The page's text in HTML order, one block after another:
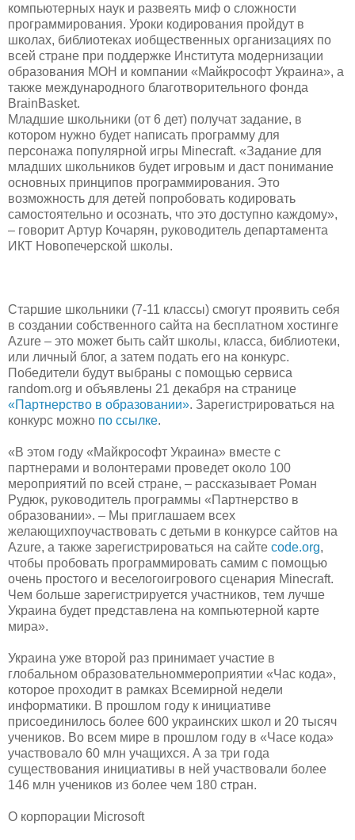
компьютерных наук и развеять миф о сложности
программирования. Уроки кодирования пройдут в
школах, библиотеках иобщественных организациях по
всей стране при поддержке Института модернизации
образования МОН и компании «Майкрософт Украина», а
также международного благотворительного фонда
BrainBasket.
Младшие школьники (от 6 дет) получат задание, в
котором нужно будет написать программу для
персонажа популярной игры Minecraft. «Задание для
младших школьников будет игровым и даст понимание
основных принципов программирования. Это
возможность для детей попробовать кодировать
самостоятельно и осознать, что это доступно каждому»,
– говорит Артур Кочарян, руководитель департамента
ИКТ Новопечерской школы.
Старшие школьники (7-11 классы) смогут проявить себя
в создании собственного сайта на бесплатном хостинге
Azure – это может быть сайт школы, класса, библиотеки,
или личный блог, а затем подать его на конкурс.
Победители будут выбраны с помощью сервиса
random.org и объявлены 21 декабря на странице
«Партнерство в образовании». Зарегистрироваться на
конкурс можно по ссылке.
«В этом году «Майкрософт Украина» вместе с
партнерами и волонтерами проведет около 100
мероприятий по всей стране, – рассказывает Роман
Рудюк, руководитель программы «Партнерство в
образовании». – Мы приглашаем всех
желающихпоучаствовать с детьми в конкурсе сайтов на
Azure, а также зарегистрироваться на сайте code.org,
чтобы пробовать программировать самим с помощью
очень простого и веселогоигрового сценария Minecraft.
Чем больше зарегистрируется участников, тем лучше
Украина будет представлена на компьютерной карте
мира».
Украина уже второй раз принимает участие в
глобальном образовательноммероприятии «Час кода»,
которое проходит в рамках Всемирной недели
информатики. В прошлом году к инициативе
присоединилось более 600 украинских школ и 20 тысяч
учеников. Во всем мире в прошлом году в «Часе кода»
участвовало 60 млн учащихся. А за три года
существования инициативы в ней участвовали более
146 млн учеников из более чем 180 стран.
О корпорации Microsoft